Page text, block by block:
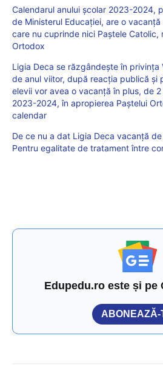
Calendarul anului școlar 2023-2024,
de Ministerul Educației, are o
care nu cuprinde nici Paștele Catolic,
Ortodox
Ligia Deca se răzgândește în privința
de anul viitor, după reacția publică și
elevii vor avea o vacanță în plus, de
2023-2024, în apropierea Paștelui
calendar
De ce nu a dat Ligia Deca vacanță
Pentru egalitate de tratament între
Edupedu.ro este și pe
ABONEAZĂ-